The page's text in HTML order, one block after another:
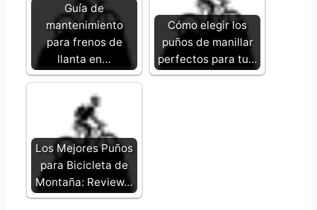
Guía de
mantenimiento
para frenos de
llanta en…
Cómo elegir los
puños de manillar
perfectos para tu…
Los Mejores Puños
para Bicicleta de
Montaña: Review…